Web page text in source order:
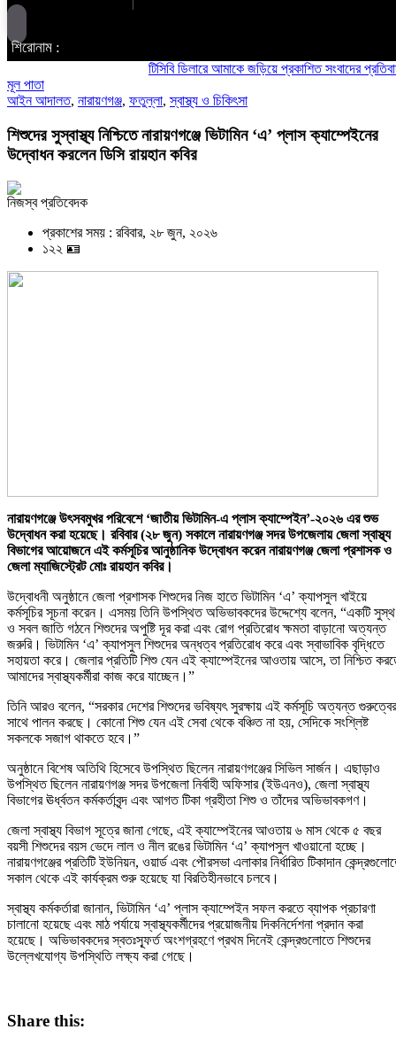
শিরোনাম :
টিসিবি ডিলারে আমাকে জড়িয়ে প্রকাশিত সংবাদের প্রতিবাদ ও
মূল পাতা
আইন আদালত, নারায়ণগঞ্জ, ফতুল্লা,স্বাস্থ্য ও চিকিৎসা
শিশুদের সুস্বাস্থ্য নিশ্চিতে নারায়ণগঞ্জে ভিটামিন ‘এ’ প্লাস ক্যাম্পেইনের
উদ্বোধন করলেন ডিসি রায়হান কবির
নিজস্ব প্রতিবেদক
প্রকাশের সময় : রবিবার, ২৮ জুন, ২০২৬
১২২ 🪪
নারায়ণগঞ্জে উৎসবমুখর পরিবেশে ‘জাতীয় ভিটামিন-এ প্লাস ক্যাম্পেইন’-২০২৬ এর শুভ
উদ্বোধন করা হয়েছে। রবিবার (২৮ জুন) সকালে নারায়ণগঞ্জ সদর উপজেলায় জেলা স্বাস্থ্য
বিভাগের আয়োজনে এই কর্মসূচির আনুষ্ঠানিক উদ্বোধন করেন নারায়ণগঞ্জ জেলা প্রশাসক ও
জেলা ম্যাজিস্ট্রেট মোঃ রায়হান কবির।
উদ্বোধনী অনুষ্ঠানে জেলা প্রশাসক শিশুদের নিজ হাতে ভিটামিন ‘এ’ ক্যাপসুল খাইয়ে
কর্মসূচির সূচনা করেন। এসময় তিনি উপস্থিত অভিভাবকদের উদ্দেশ্যে বলেন, “একটি সুস্থ
ও সবল জাতি গঠনে শিশুদের অপুষ্টি দূর করা এবং রোগ প্রতিরোধ ক্ষমতা বাড়ানো অত্যন্ত
জরুরি। ভিটামিন ‘এ’ ক্যাপসুল শিশুদের অন্ধত্ব প্রতিরোধ করে এবং স্বাভাবিক বৃদ্ধিতে
সহায়তা করে। জেলার প্রতিটি শিশু যেন এই ক্যাম্পেইনের আওতায় আসে, তা নিশ্চিত
আমাদের স্বাস্থ্যকর্মীরা কাজ করে যাচ্ছেন।”
তিনি আরও বলেন, “সরকার দেশের শিশুদের ভবিষ্যৎ সুরক্ষায় এই কর্মসূচি অত্যন্ত গুরুত্বের
সাথে পালন করছে। কোনো শিশু যেন এই সেবা থেকে বঞ্চিত না হয়, সেদিকে সংশ্লিষ্ট
সকলকে সজাগ থাকতে হবে।”
অনুষ্ঠানে বিশেষ অতিথি হিসেবে উপস্থিত ছিলেন নারায়ণগঞ্জের সিভিল সার্জন। এছাড়াও
উপস্থিত ছিলেন নারায়ণগঞ্জ সদর উপজেলা নির্বাহী অফিসার (ইউএনও), জেলা স্বাস্থ্য
বিভাগের ঊর্ধ্বতন কর্মকর্তাবৃন্দ এবং আগত টিকা গ্রহীতা শিশু ও তাঁদের অভিভাবকগণ।
জেলা স্বাস্থ্য বিভাগ সূত্রে জানা গেছে, এই ক্যাম্পেইনের আওতায় ৬ মাস থেকে ৫ বছর
বয়সী শিশুদের বয়স ভেদে লাল ও নীল রঙের ভিটামিন ‘এ’ ক্যাপসুল খাওয়ানো হচ্ছে।
নারায়ণগঞ্জের প্রতিটি ইউনিয়ন, ওয়ার্ড এবং পৌরসভা এলাকার নির্ধারিত টিকাদান
সকাল থেকে এই কার্যক্রম শুরু হয়েছে যা বিরতিহীনভাবে চলবে।
স্বাস্থ্য কর্মকর্তারা জানান, ভিটামিন ‘এ’ প্লাস ক্যাম্পেইন সফল করতে ব্যাপক প্রচারণা
চালানো হয়েছে এবং মাঠ পর্যায়ে স্বাস্থ্যকর্মীদের প্রয়োজনীয় দিকনির্দেশনা প্রদান করা
হয়েছে। অভিভাবকদের স্বতঃস্ফূর্ত অংশগ্রহণে প্রথম দিনেই কেন্দ্রগুলোতে শিশুদের
উল্লেখযোগ্য উপস্থিতি লক্ষ্য করা গেছে।
Share this: